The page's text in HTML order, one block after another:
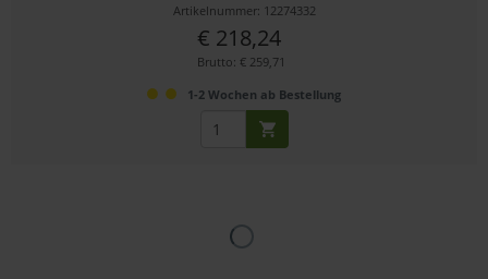
Artikelnummer: 12274332
€ 218,24
Brutto: € 259,71
1-2 Wochen ab Bestellung